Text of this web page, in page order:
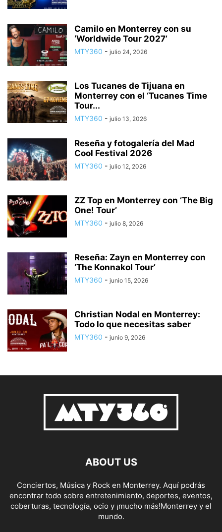
Camilo en Monterrey con su
‘Worldwide Tour 2027’
MTY360 - julio 24, 2026
Los Tucanes de Tijuana en
Monterrey con el ‘Tucanes Time
Tour...
MTY360 - julio 13, 2026
Reseña y fotogalería del Mad
Cool Festival 2026
MTY360 - julio 12, 2026
ZZ Top en Monterrey con ‘The Big
One! Tour’
MTY360 - julio 8, 2026
Reseña: Zayn en Monterrey con
‘The Konnakol Tour’
MTY360 - junio 15, 2026
Christian Nodal en Monterrey:
Todo lo que necesitas saber
MTY360 - junio 9, 2026
ABOUT US
Conciertos, Música y Rock en Monterrey. Aquí podrás
encontrar todo sobre entretenimiento, deportes, eventos,
coberturas, tecnología, ocio y ¡mucho más!Monterrey y el
mundo.